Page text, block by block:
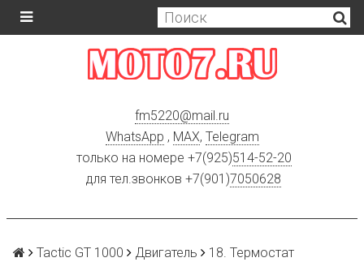
fm5220@mail.ru
WhatsApp , MAX, Telegram
только на номере +7(925)514-52-20
для тел.звонков +7(901)7050628
Tactic GT 1000 Двигатель 18. Термостат